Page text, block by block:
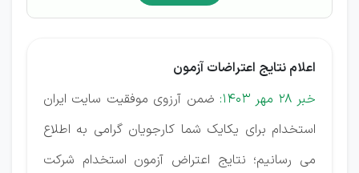
اعلام نتایج اعتراضات آزمون
خبر 28 مهر 1403:
ضمن آرزوی موفقیت سایت ایران
استخدام برای یکایک شما کارجویان گرامی به اطلاع
می رسانیم؛ نتایج اعتراض آزمون استخدام شرکت